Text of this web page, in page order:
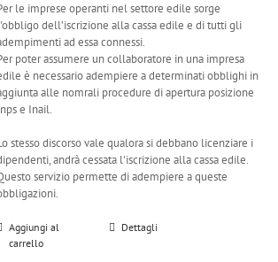
le imprese operanti nel settore edile sorge
dell’iscrizione alla cassa edile e di tutti gli
ad essa connessi.
poter assumere un collaboratore in una impresa
è necessario adempiere a determinati obblighi in
alle nomrali procedure di apertura posizione
e Inail.
stesso discorso vale qualora si debbano licenziare i
andrà cessata l'iscrizione alla cassa edile.
servizio permette di adempiere a queste
Aggiungi al
carrello
Dettagli